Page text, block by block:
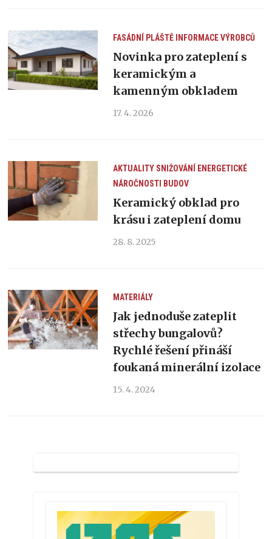
FASÁDNÍ PLÁŠTĚ INFORMACE VÝROBCŮ
Novinka pro zateplení s
keramickým a
kamenným obkladem
17. 4. 2026
AKTUALITY SNIŽOVÁNÍ ENERGETICKÉ
NÁROČNOSTI BUDOV
Keramický obklad pro
krásu i zateplení domu
28. 8. 2025
MATERIÁLY
Jak jednoduše zateplit
střechy bungalovů?
Rychlé řešení přináší
foukaná minerální izolace
15. 4. 2024